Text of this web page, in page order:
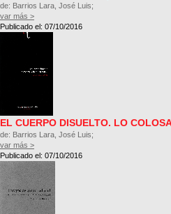
de: Barrios Lara, José Luis;
var más >
Publicado el: 07/10/2016
EL CUERPO DISUELTO. LO
de: Barrios Lara, José Luis;
var más >
Publicado el: 07/10/2016